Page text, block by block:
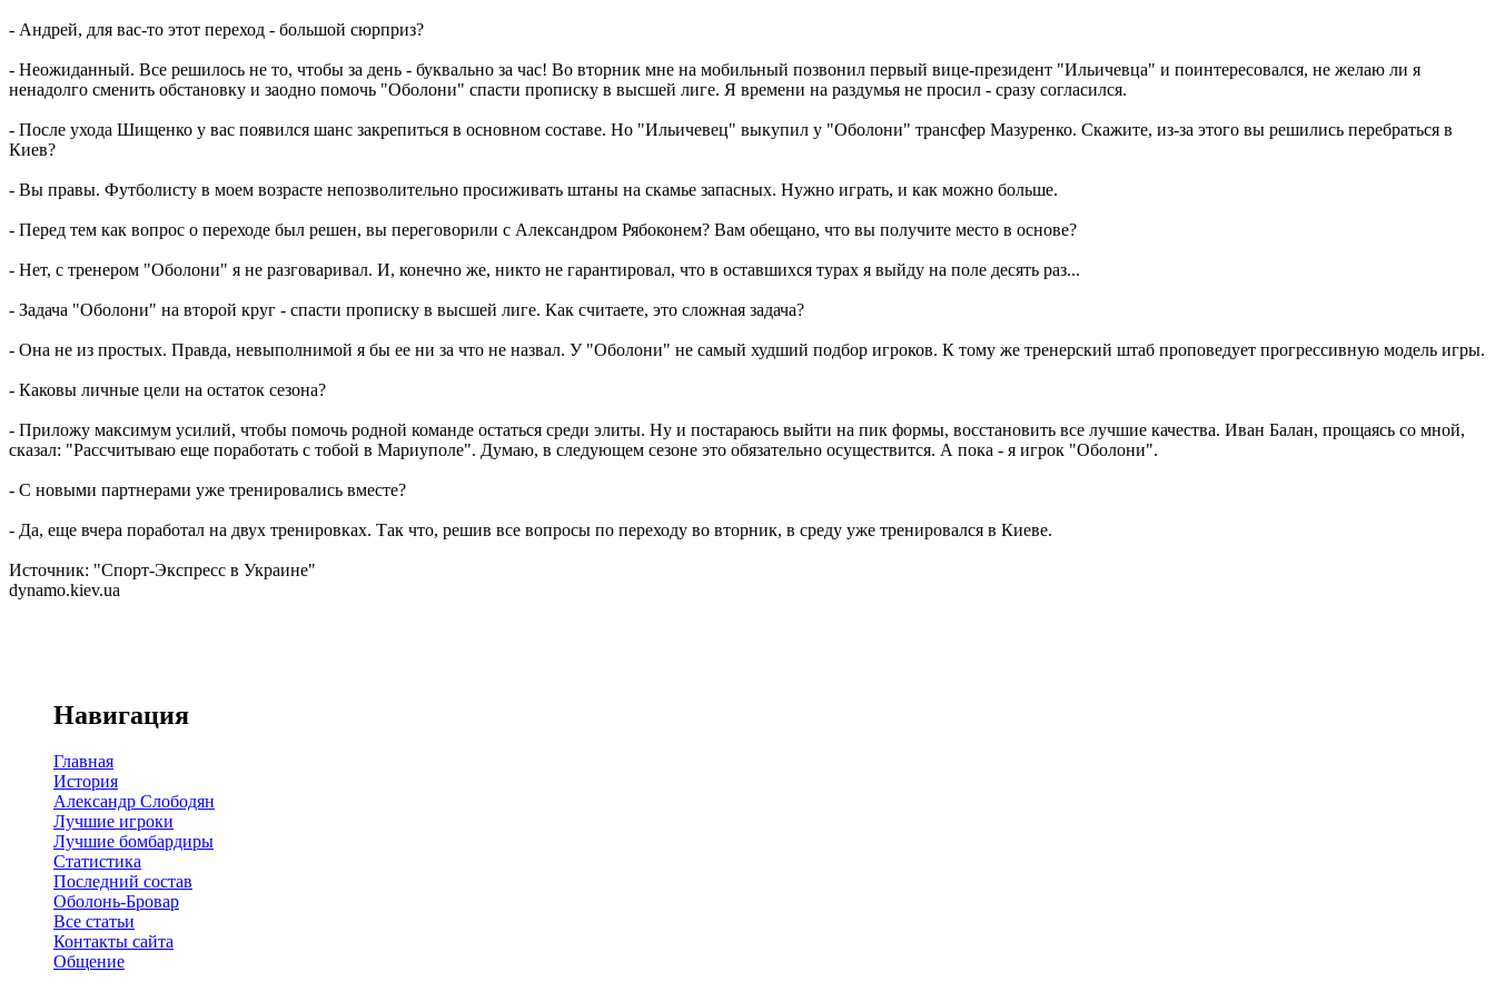
- Андрей, для вас-то этот переход - большой сюрприз?
- Неожиданный. Все решилось не то, чтобы за день - буквально за час! Во вторник мне на мобильный позвонил первый вице-президент "Ильичевца" и поинтересовался, не желаю ли я
ненадолго сменить обстановку и заодно помочь "Оболони" спасти прописку в высшей лиге. Я времени на раздумья не просил - сразу согласился.
- После ухода Шищенко у вас появился шанс закрепиться в основном составе. Но "Ильичевец" выкупил у "Оболони" трансфер Мазуренко. Скажите, из-за этого вы решились перебраться в
Киев?
- Вы правы. Футболисту в моем возрасте непозволительно просиживать штаны на скамье запасных. Нужно играть, и как можно больше.
- Перед тем как вопрос о переходе был решен, вы переговорили с Александром Рябоконем? Вам обещано, что вы получите место в основе?
- Нет, с тренером "Оболони" я не разговаривал. И, конечно же, никто не гарантировал, что в оставшихся турах я выйду на поле десять раз...
- Задача "Оболони" на второй круг - спасти прописку в высшей лиге. Как считаете, это сложная задача?
- Она не из простых. Правда, невыполнимой я бы ее ни за что не назвал. У "Оболони" не самый худший подбор игроков. К тому же тренерский штаб проповедует прогрессивную модель игры.
- Каковы личные цели на остаток сезона?
- Приложу максимум усилий, чтобы помочь родной команде остаться среди элиты. Ну и постараюсь выйти на пик формы, восстановить все лучшие качества. Иван Балан, прощаясь со мной,
сказал: "Рассчитываю еще поработать с тобой в Мариуполе". Думаю, в следующем сезоне это обязательно осуществится. А пока - я игрок "Оболони".
- С новыми партнерами уже тренировались вместе?
- Да, еще вчера поработал на двух тренировках. Так что, решив все вопросы по переходу во вторник, в среду уже тренировался в Киеве.
Источник: "Спорт-Экспресс в Украине"
dynamo.kiev.ua
Навигация
Главная
История
Александр Слободян
Лучшие игроки
Лучшие бомбардиры
Статистика
Последний состав
Оболонь-Бровар
Все статьи
Контакты сайта
Общение